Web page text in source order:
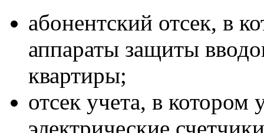
абонентский отсек, в
аппараты защиты
квартиры;
отсек учета, в котором